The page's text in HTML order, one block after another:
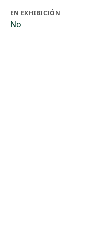
EN EXHIBICIÓN
No